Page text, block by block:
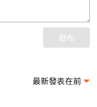
發布
最新發表在前